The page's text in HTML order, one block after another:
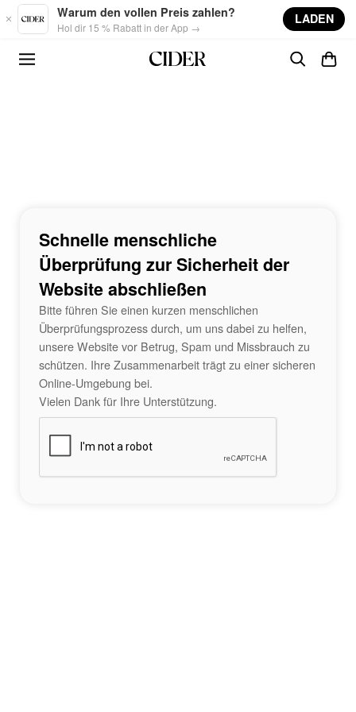
Skip to main content
Warum den vollen Preis zahlen?
Hol dir 15 % Rabatt in der App →
LADEN
Schnelle menschliche
Überprüfung zur Sicherheit der
Website abschließen
Bitte führen Sie einen kurzen menschlichen
Überprüfungsprozess durch, um uns dabei zu helfen,
unsere Website vor Betrug, Spam und Missbrauch zu
schützen. Ihre Zusammenarbeit trägt zu einer sicheren
Online-Umgebung bei.
Vielen Dank für Ihre Unterstützung.